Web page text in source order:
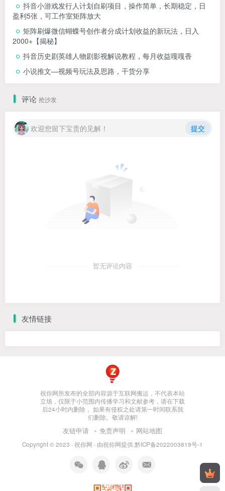
抖音小游戏发行人计划自刷项目，操作简单，长期稳定，日
盈利5张，可工作室矩阵放大
矩阵刷爆微信蝴蝶号创作者分成计划收益的新玩法，日入
2000+【揭秘】
抖音历史剧英雄人物剧影视解说教程，每月收益嘎嘎香
小说推文—视频号玩法及思路，干货分享
评论 抢沙发
欢迎您留下宝贵的见解！ 提交
暂无评论内容
友情链接
祝你网所发布的全部内容源于互联网搬运，不代表本站
立场，仅限于小范围内传播学习和文献参考，请在下载
后24小时内删除， 如果有侵权之处请第一时间联系我
们删除。敬请谅解!
友链申请 免责声明 网站地图
Copyright © 2023 · 祝你网 · 由祝你网提供.黔ICP备2022003819号-1